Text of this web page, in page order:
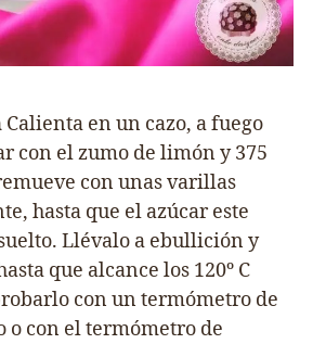
Calienta en un cazo, a fuego
con el zumo de limón y 375
con unas varillas
hasta que el azúcar este
Llévalo a ebullición y
que alcance los 120º C
con un termómetro de
o con el termómetro de